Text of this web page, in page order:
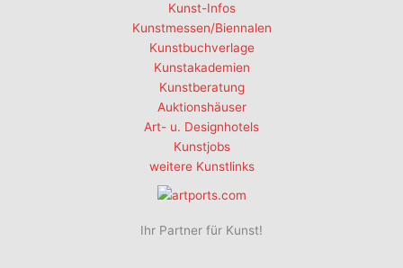
Kunst-Infos
Kunstmessen/Biennalen
Kunstbuchverlage
Kunstakademien
Kunstberatung
Auktionshäuser
Art- u. Designhotels
Kunstjobs
weitere Kunstlinks
Ihr Partner für Kunst!